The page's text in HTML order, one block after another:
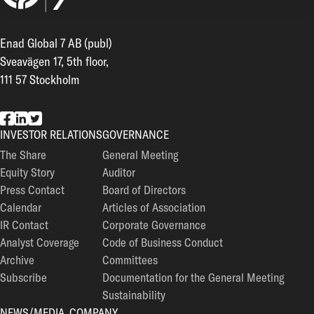
Enad Global 7 AB (publ)
Sveavägen 17, 5th floor,
111 57 Stockholm
EG7 on Facebook
EG7 on LinkedIn
EG7 on Twitter
INVESTOR RELATIONS
The Share
Equity Story
Press Contact
Calendar
IR Contact
Analyst Coverage
Archive
Subscribe
GOVERNANCE
General Meeting
Auditor
Board of Directors
Articles of Association
Corporate Governance
Code of Business Conduct
Committees
Documentation for the General Meeting
Sustainability